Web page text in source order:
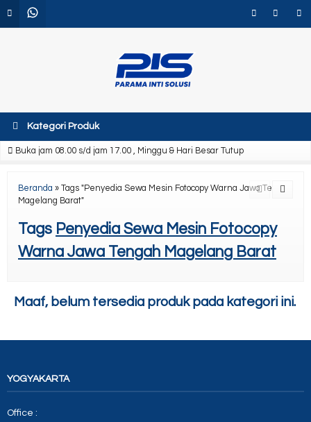
Kategori Produk
Buka jam 08.00 s/d jam 17.00 , Minggu & Hari Besar Tutup
Beranda » Tags "Penyedia Sewa Mesin Fotocopy Warna Jawa Tengah
Magelang Barat"
Tags Penyedia Sewa Mesin Fotocopy
Warna Jawa Tengah Magelang Barat
Maaf, belum tersedia produk pada kategori ini.
YOGYAKARTA
Office :